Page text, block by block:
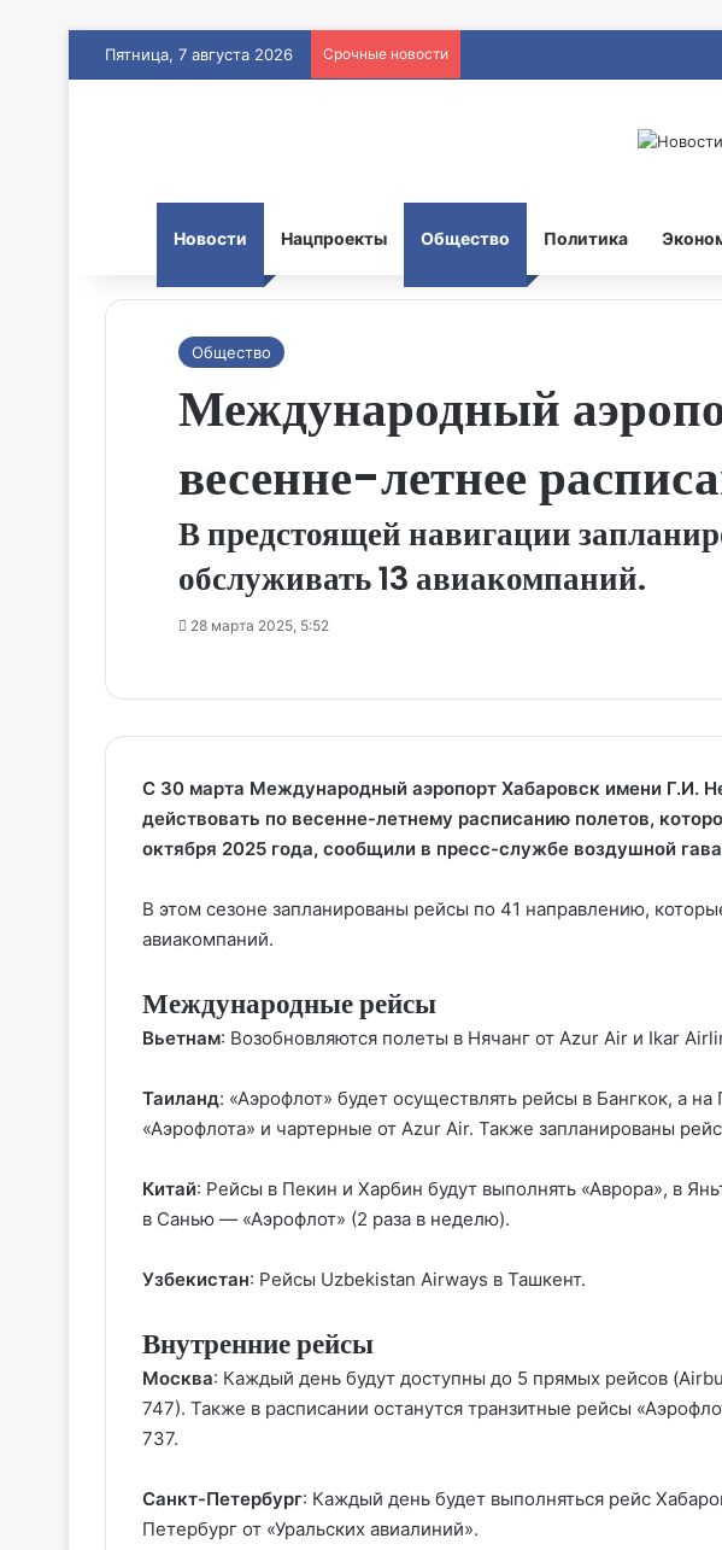
Пятница, 7 августа 2026 Срочные новости
Новости Нацпроекты Общество Политика
Общество
Международный
весенне-летнее
В предстоящей навигации
обслуживать 13 авиакомпаний.
28 марта 2025, 5:52
С 30 марта Международный аэропорт Хабаровск имени Г.И.
действовать по весенне-летнему расписанию полетов,
октября 2025 года, сообщили в пресс-службе воздушной
В этом сезоне запланированы рейсы по 41 направлению,
авиакомпаний.
Международные рейсы
Вьетнам: Возобновляются полеты в Нячанг от Azur Air и Ikar
Таиланд: «Аэрофлот» будет осуществлять рейсы в Бангкок, а
«Аэрофлота» и чартерные от Azur Air. Также запланированы
Китай: Рейсы в Пекин и Харбин будут выполнять «Аврора», в
в Санью — «Аэрофлот» (2 раза в неделю).
Узбекистан: Рейсы Uzbekistan Airways в Ташкент.
Внутренние рейсы
Москва: Каждый день будут доступны до 5 прямых рейсов
747). Также в расписании останутся транзитные рейсы
737.
Санкт-Петербург: Каждый день будет выполняться рейс
Петербург от «Уральских авиалиний».